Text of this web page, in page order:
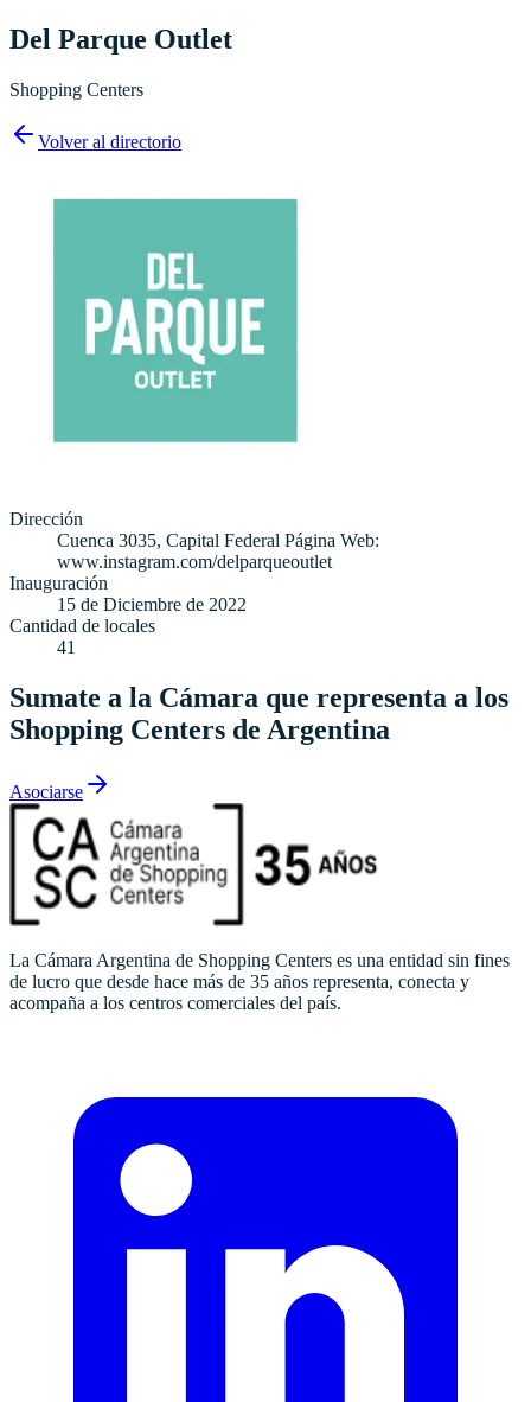
Del Parque Outlet
Shopping Centers
Volver al directorio
Dirección
Cuenca 3035, Capital Federal Página Web:
www.instagram.com/delparqueoutlet
Inauguración
15 de Diciembre de 2022
Cantidad de locales
41
Sumate a la Cámara que representa a los
Shopping Centers de Argentina
Asociarse
La Cámara Argentina de Shopping Centers es una entidad sin fines
de lucro que desde hace más de 35 años representa, conecta y
acompaña a los centros comerciales del país.